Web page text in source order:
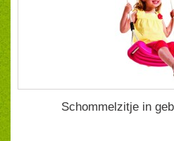
Schommelzitje in